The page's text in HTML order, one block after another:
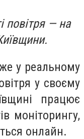
повітря — на
у реальному
у своєму
працює
моніторингу,
онлайн.